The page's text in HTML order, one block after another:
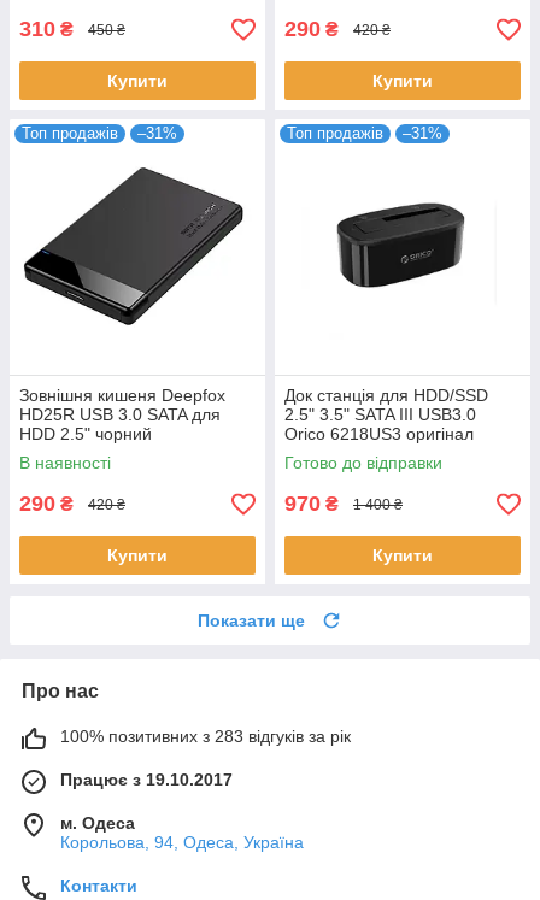
310 ₴ 450 ₴
Купити
290 ₴ 420 ₴
Купити
Топ продажів –31%
Зовнішня кишеня Deepfox
HD25R USB 3.0 SATA для
HDD 2.5" чорний
В наявності
290 ₴ 420 ₴
Купити
Топ продажів –31%
Док станція для HDD/SSD
2.5" 3.5" SATA III USB3.0
Orico 6218US3 оригінал
Готово до відправки
970 ₴ 1 400 ₴
Купити
Показати ще
Про нас
100% позитивних з 283 відгуків за рік
Працює з 19.10.2017
м. Одеса
Корольова, 94, Одеса, Україна
Контакти